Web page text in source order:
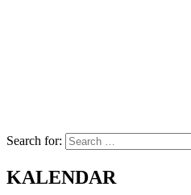
Search for:
KALENDAR